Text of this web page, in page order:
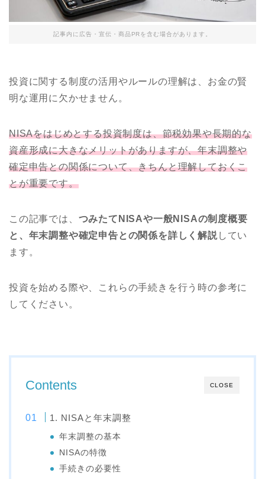
記事内に広告・宣伝・商品PRを含む場合があります。
投資に関する制度の活用やルールの理解は、お金の賢
明な運用に欠かせません。
NISAをはじめとする投資制度は、節税効果や長期的な
資産形成に大きなメリットがありますが、年末調整や
確定申告との関係について、きちんと理解しておくこ
とが重要です。
この記事では、 つみたてNISAや一般NISAの制度概要
と、年末調整や確定申告との関係を詳しく解説 してい
ます。
投資を始める際や、これらの手続きを行う時の参考に
してください。
CLOSE
Contents
1. NISAと年末調整
年末調整の基本
NISAの特徴
手続きの必要性